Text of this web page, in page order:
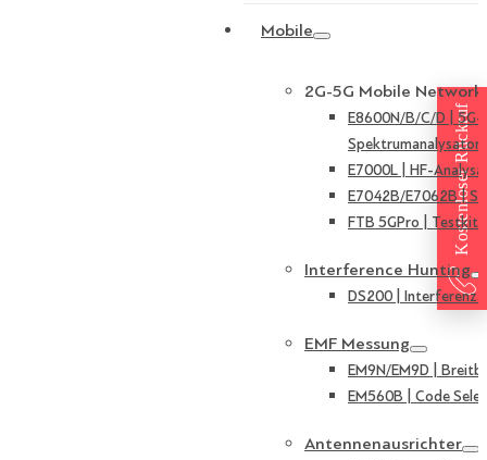
Mobile
2G-5G Mobile
E8600N/B/C/D | 5G-
Spektrumanalysator
E7000L | HF-
E7042B/E7062B |
FTB 5GPro | Testkit
Interference Hunting
DS200 |
EMF Messung
EM9N/EM9D |
EM560B | Code
Antennenausrichter
Kostenloser Rückruf